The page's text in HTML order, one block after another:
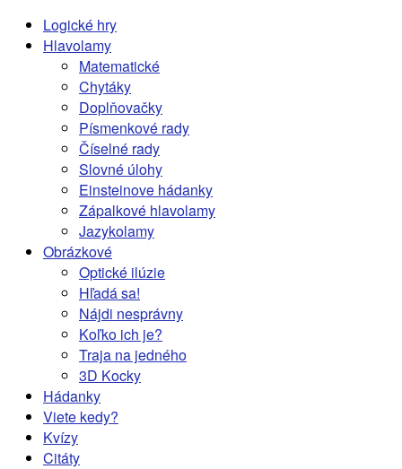
Logické hry
Hlavolamy
Matematické
Chytáky
Doplňovačky
Písmenkové rady
Číselné rady
Slovné úlohy
Einsteinove hádanky
Zápalkové hlavolamy
Jazykolamy
Obrázkové
Optické ilúzie
Hľadá sa!
Nájdi nesprávny
Koľko ich je?
Traja na jedného
3D Kocky
Hádanky
Viete kedy?
Kvízy
Citáty